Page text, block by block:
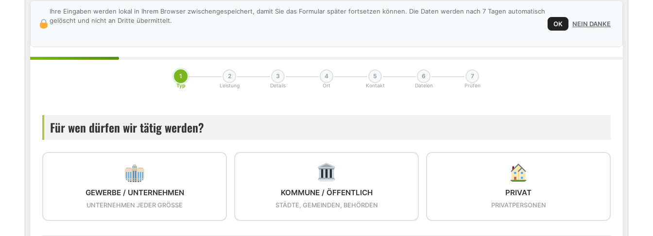
Ihre Eingaben werden lokal in Ihrem Browser zwischengespeichert, damit Sie das Formular später fortsetzen können. Die Daten werden nach 7 Tagen automatisch
gelöscht und nicht an Dritte übermittelt.
OK NEIN DANKE
1
Typ
2
Leistung
3
Details
4
Ort
5
Kontakt
6
Dateien
7
Prüfen
Für wen dürfen wir tätig werden?
GEWERBE / UNTERNEHMEN
UNTERNEHMEN JEDER GRÖSSE
KOMMUNE / ÖFFENTLICH
STÄDTE, GEMEINDEN, BEHÖRDEN
PRIVAT
PRIVATPERSONEN